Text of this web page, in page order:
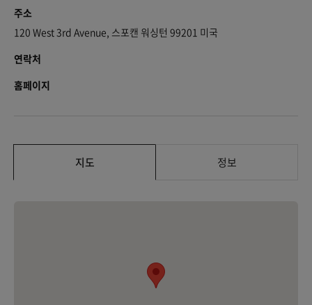
주소
120 West 3rd Avenue, 스포캔 워싱턴 99201 미국
연락처
홈페이지
지도 정보